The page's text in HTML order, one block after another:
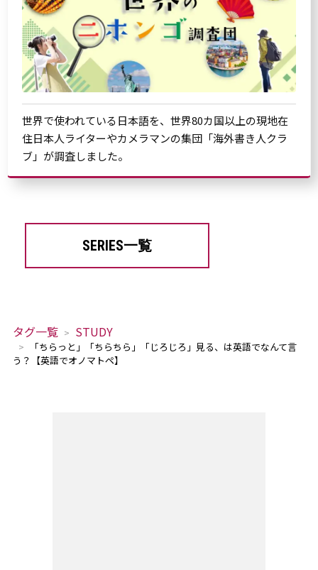
世界で使われている日本語を、世界80カ国以上の現地在
住日本人ライターやカメラマンの集団「海外書き人クラ
ブ」が調査しました。
SERIES一覧
タグ一覧 STUDY
「ちらっと」「ちらちら」「じろじろ」見る、は英語でなんて言
う？【英語でオノマトペ】